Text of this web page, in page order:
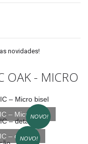
novidades!
OAK - MICRO
– Micro bisel
NOVO!
– detalhe
NOVO!